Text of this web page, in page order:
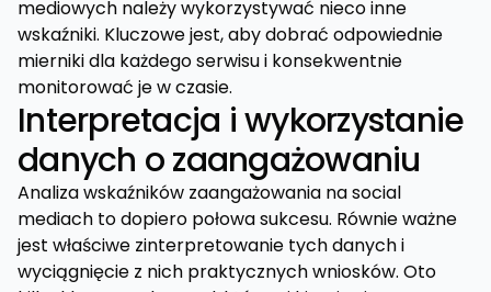
mediowych należy wykorzystywać nieco inne
wskaźniki. Kluczowe jest, aby dobrać odpowiednie
mierniki dla każdego serwisu i konsekwentnie
monitorować je w czasie.
Interpretacja i wykorzystanie
danych o zaangażowaniu
Analiza wskaźników zaangażowania na social
mediach to dopiero połowa sukcesu. Równie ważne
jest właściwe zinterpretowanie tych danych i
wyciągnięcie z nich praktycznych wniosków. Oto